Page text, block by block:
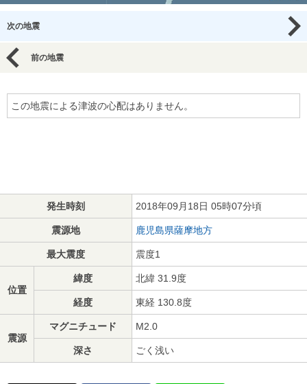
次の地震
前の地震
この地震による津波の心配はありません。
発生時刻 2018年09月18日 05時07分頃
震源地 鹿児島県薩摩地方
最大震度 震度1
位置
緯度 北緯 31.9度
経度 東経 130.8度
震源
マグニチュード M2.0
深さ ごく浅い